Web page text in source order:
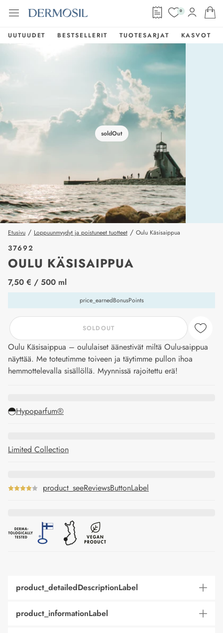
0
UUTUUDET BESTSELLERIT TUOTESARJAT KASVOT
soldOut
Etusivu / Loppuunmyydyt ja poistuneet tuotteet / Oulu Käsisaippua
37692
OULU KÄSISAIPPUA
price_label
7,50 € / 500 ml
price_earnedBonusPoints
SOLDOUT
Oulu Käsisaippua – oululaiset äänestivät miltä Oulu-saippua
näyttää. Me toteutimme toiveen ja täytimme pullon ihoa
hemmottelevalla sisällöllä. Myynnissä rajoitettu erä!
Hypoparfum®
Limited Collection
product_seeReviewsButtonLabel
product_detailedDescriptionLabel
product_informationLabel